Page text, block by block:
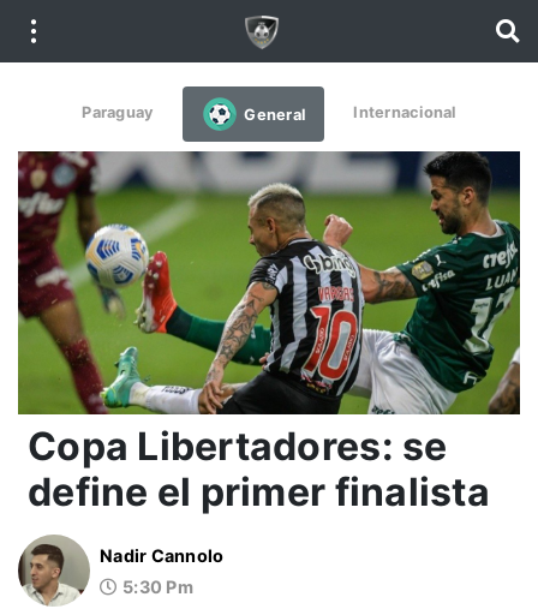
Paraguay General Internacional
Copa Libertadores: se
define el primer finalista
Nadir Cannolo
5:30 Pm